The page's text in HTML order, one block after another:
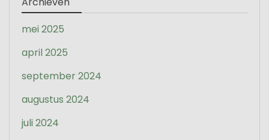
mei 2025
april 2025
september 2024
augustus 2024
juli 2024